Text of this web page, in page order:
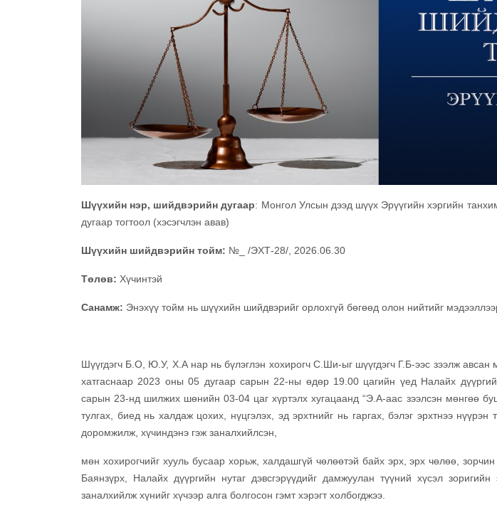
Шүүхийн нэр, шийдвэрийн дугаар: Монгол Улсын дээд шүүх Эрүүгийн хэргийн
дугаар тогтоол (хэсэгчлэн авав)
Шүүхийн шийдвэрийн тойм: №_ /ЭХТ-28/, 2026.06.30
Төлөв: Хүчинтэй
Санамж: Энэхүү тойм нь шүүхийн шийдвэрийг орлохгүй бөгөөд олон нийтийг
Шүүгдэгч Б.О, Ю.У, Х.А нар нь бүлэглэн хохирогч С.Ши-ыг шүүгдэгч Г.Б-ээс зээлж авсан
хатгаснаар 2023 оны 05 дугаар сарын 22-ны өдөр 19.00 цагийн үед Налайх
сарын 23-нд шилжих шөнийн 03-04 цаг хүртэлх хугацаанд “Э.А-аас зээлсэн мөнгөө
тулгах, биед нь халдаж цохих, нүцгэлэх, эд эрхтнийг нь гаргах, бэлэг эрхтнээ нүүрэн
доромжилж, хүчиндэнэ гэж заналхийлсэн,
мөн хохирогчийг хууль бусаар хорьж, халдашгүй чөлөөтэй байх эрх, эрх чөлөө,
Баянзүрх, Налайх дүүргийн нутаг дэвсгэрүүдийг дамжуулан түүний хүсэл зоригийн
заналхийлж хүнийг хүчээр алга болгосон гэмт хэрэгт холбогджээ.